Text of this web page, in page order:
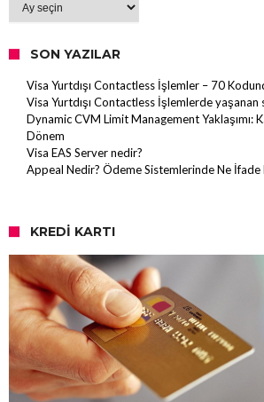
SON YAZILAR
Visa Yurtdışı Contactless İşlemler – 70
Visa Yurtdışı Contactless İşlemlerde
Dynamic CVM Limit Management Yaklaşımı:
Dönem
Visa EAS Server nedir?
Appeal Nedir? Ödeme Sistemlerinde Ne İfade
KREDI KARTI